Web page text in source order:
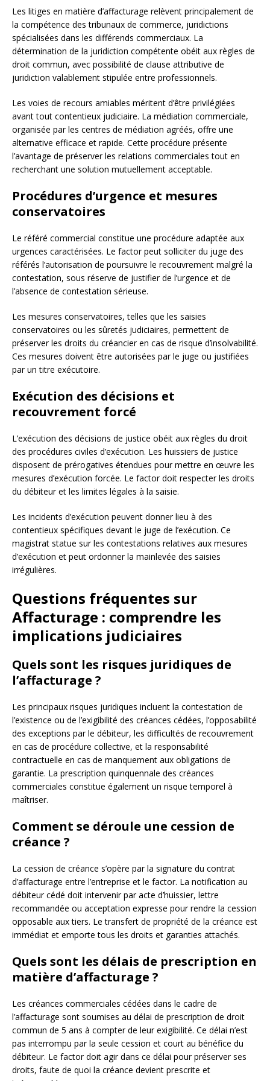
Les litiges en matière d’affacturage relèvent principalement de
la compétence des tribunaux de commerce, juridictions
spécialisées dans les différends commerciaux. La
détermination de la juridiction compétente obéit aux règles de
droit commun, avec possibilité de clause attributive de
juridiction valablement stipulée entre professionnels.
Les voies de recours amiables méritent d’être privilégiées
avant tout contentieux judiciaire. La médiation commerciale,
organisée par les centres de médiation agréés, offre une
alternative efficace et rapide. Cette procédure présente
l’avantage de préserver les relations commerciales tout en
recherchant une solution mutuellement acceptable.
Procédures d’urgence et mesures
conservatoires
Le référé commercial constitue une procédure adaptée aux
urgences caractérisées. Le factor peut solliciter du juge des
référés l’autorisation de poursuivre le recouvrement malgré la
contestation, sous réserve de justifier de l’urgence et de
l’absence de contestation sérieuse.
Les mesures conservatoires, telles que les saisies
conservatoires ou les sûretés judiciaires, permettent de
préserver les droits du créancier en cas de risque d’insolvabilité.
Ces mesures doivent être autorisées par le juge ou justifiées
par un titre exécutoire.
Exécution des décisions et
recouvrement forcé
L’exécution des décisions de justice obéit aux règles du droit
des procédures civiles d’exécution. Les huissiers de justice
disposent de prérogatives étendues pour mettre en œuvre les
mesures d’exécution forcée. Le factor doit respecter les droits
du débiteur et les limites légales à la saisie.
Les incidents d’exécution peuvent donner lieu à des
contentieux spécifiques devant le juge de l’exécution. Ce
magistrat statue sur les contestations relatives aux mesures
d’exécution et peut ordonner la mainlevée des saisies
irrégulières.
Questions fréquentes sur
Affacturage : comprendre les
implications judiciaires
Quels sont les risques juridiques de
l’affacturage ?
Les principaux risques juridiques incluent la contestation de
l’existence ou de l’exigibilité des créances cédées, l’opposabilité
des exceptions par le débiteur, les difficultés de recouvrement
en cas de procédure collective, et la responsabilité
contractuelle en cas de manquement aux obligations de
garantie. La prescription quinquennale des créances
commerciales constitue également un risque temporel à
maîtriser.
Comment se déroule une cession de
créance ?
La cession de créance s’opère par la signature du contrat
d’affacturage entre l’entreprise et le factor. La notification au
débiteur cédé doit intervenir par acte d’huissier, lettre
recommandée ou acceptation expresse pour rendre la cession
opposable aux tiers. Le transfert de propriété de la créance est
immédiat et emporte tous les droits et garanties attachés.
Quels sont les délais de prescription en
matière d’affacturage ?
Les créances commerciales cédées dans le cadre de
l’affacturage sont soumises au délai de prescription de droit
commun de 5 ans à compter de leur exigibilité. Ce délai n’est
pas interrompu par la seule cession et court au bénéfice du
débiteur. Le factor doit agir dans ce délai pour préserver ses
droits, faute de quoi la créance devient prescrite et